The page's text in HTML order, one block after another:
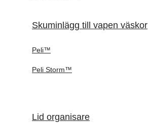
Skuminlägg till vapen väskor
Peli™
Peli Storm™
Lid organisare